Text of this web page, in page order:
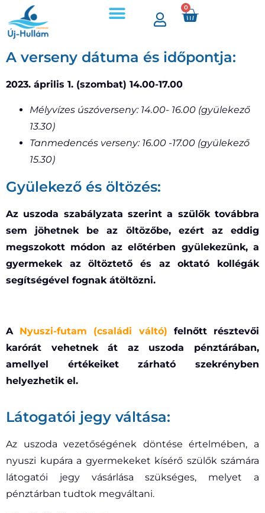
0
A verseny dátuma és időpontja:
2023. április 1. (szombat) 14.00-17.00
Mélyvízes úszóverseny: 14.00- 16.00 (gyülekező
13.30)
Tanmedencés verseny: 16.00 -17.00 (gyülekező
15.30)
Gyülekező és öltözés:
Az uszoda szabályzata szerint a szülők továbbra
sem jöhetnek be az öltözőbe, ezért az eddig
megszokott módon az előtérben gyülekezünk, a
gyermekek az öltöztető és az oktató kollégák
segítségével fognak átöltözni.
A Nyuszi-futam (családi váltó) felnőtt résztevői
karórát vehetnek át az uszoda pénztárában,
amellyel értékeiket zárható szekrényben
helyezhetik el.
Látogatói jegy váltása:
Az uszoda vezetőségének döntése értelmében, a
nyuszi kupára a gyermekeket kísérő szülők számára
látogatói jegy vásárlása szükséges, melyet a
pénztárban tudtok megváltani.